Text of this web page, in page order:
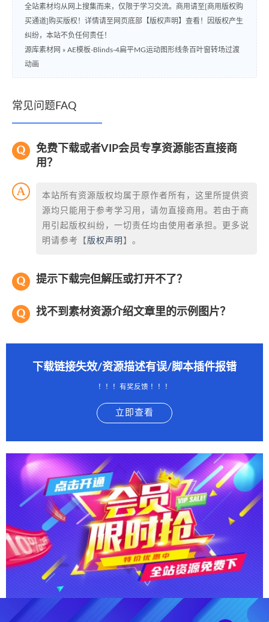
全站素材均从网上搜集而来，仅限于学习交流。商用请至[商用版权购
买通道]购买版权！详情请至网页底部【版权声明】查看！因版权产生
纠纷，本站不负任何责任！
源库素材网 » AE模板-Blinds-4扁平MG运动图形线条百叶窗转场过渡
动画
常见问题FAQ
免费下载或者VIP会员专享资源能否直接商
用？
本站所有资源版权均属于原作者所有，这里所提供资
源均只能用于参考学习用，请勿直接商用。若由于商
用引起版权纠纷，一切责任均由使用者承担。更多说
明请参考【 版权声明 】。
提示下载完但解压或打开不了？
找不到素材资源介绍文章里的示例图片？
下载链接失效/资源描述有误/脚本插件报错
！！！有奖反馈 ！！！
立即查看